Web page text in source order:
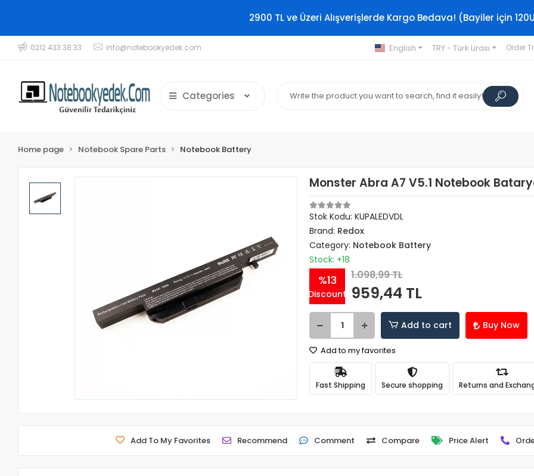
2900 TL ve Üzeri Alışverişlerde Kargo Bedava! (Bayiler için
0212 433 38 33 info@notebookyedek.com English TRY - Türk Lirası Order
Categories
Home page Notebook Spare Parts Notebook Battery
Monster Abra A7 V5.1 Notebook
Stok Kodu: KUPALEDVDL
Brand: Redox
Category: Notebook Battery
Stock: +18
%13
Discount
1.098,99 TL
959,44 TL
Add to cart Buy Now
Add to my favorites
Fast Shipping Secure shopping Returns and
Add To My Favorites Recommend Comment Compare Price Alert